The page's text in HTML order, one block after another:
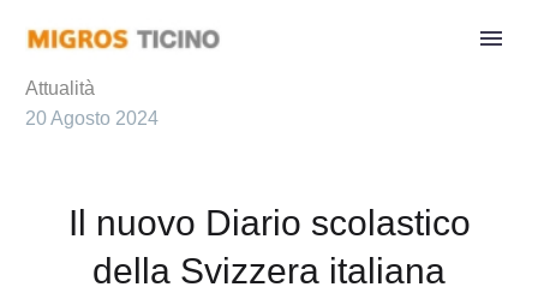
Attualità
20 Agosto 2024
Il nuovo Diario scolastico
della Svizzera italiana